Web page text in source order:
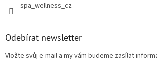
spa_wellness_cz
Odebírat newsletter
Vložte svůj e-mail a my vám budeme zasílat